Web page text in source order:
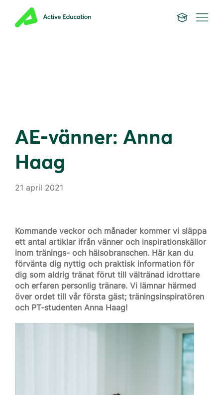
AE-vänner: Anna
Haag
21 april 2021
Kommande veckor och månader kommer vi släppa
ett antal artiklar ifrån vänner och inspirationskällor
inom tränings- och hälsobranschen. Här kan du
förvänta dig nyttig och praktisk information för
dig som aldrig tränat förut till vältränad idrottare
och erfaren personlig tränare. Vi lämnar härmed
över ordet till vår första gäst; träningsinspiratören
och PT-studenten Anna Haag!